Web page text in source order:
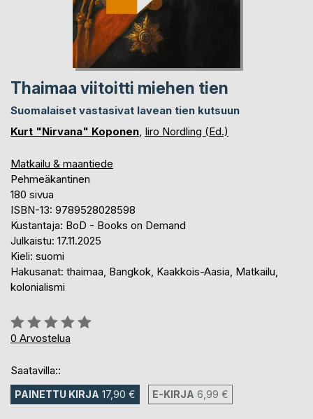
Thaimaa viitoitti miehen tien
Suomalaiset vastasivat lavean tien kutsuun
Kurt "Nirvana" Koponen, Iiro Nordling (Ed.)
Matkailu & maantiede
Pehmeäkantinen
180 sivua
ISBN-13: 9789528028598
Kustantaja: BoD - Books on Demand
Julkaistu: 17.11.2025
Kieli: suomi
Hakusanat: thaimaa, Bangkok, Kaakkois-Aasia, Matkailu,
kolonialismi
Arvostelu::
0%
0 Arvostelua
Saatavilla::
PAINETTU KIRJA 17,90 € E-KIRJA 6,99 €